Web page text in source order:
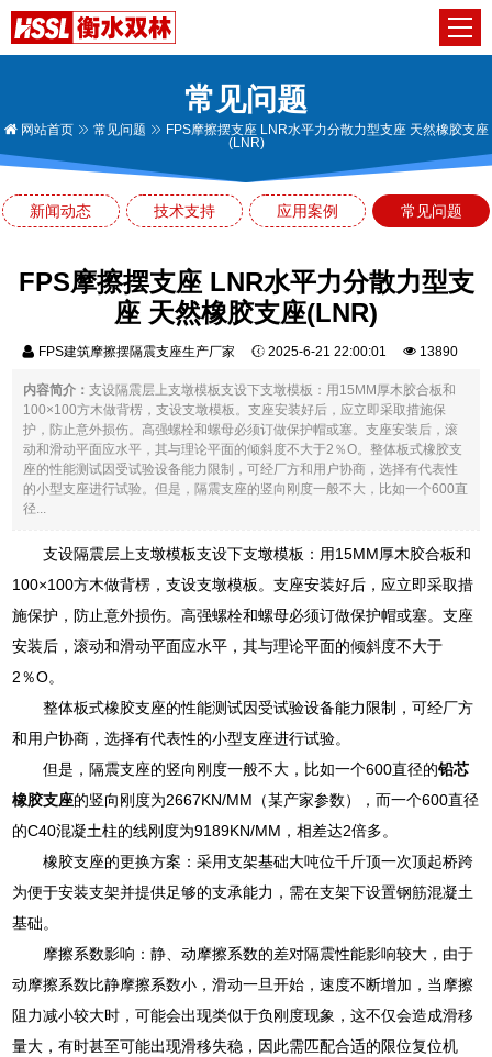
常见问题
网站首页 常见问题
FPS摩擦摆支座 LNR水平力分散力型支座 天然橡胶支座
(LNR)
新闻动态 技术支持 应用案例 常见问题
FPS摩擦摆支座 LNR水平力分散力型支
座 天然橡胶支座(LNR)
FPS建筑摩擦摆隔震支座生产厂家 2025-6-21 22:00:01 13890
内容简介：支设隔震层上支墩模板支设下支墩模板：用15MM厚木胶合板和
100×100方木做背楞，支设支墩模板。支座安装好后，应立即采取措施保
护，防止意外损伤。高强螺栓和螺母必须订做保护帽或塞。支座安装后，滚
动和滑动平面应水平，其与理论平面的倾斜度不大于2％O。整体板式橡胶支
座的性能测试因受试验设备能力限制，可经厂方和用户协商，选择有代表性
的小型支座进行试验。但是，隔震支座的竖向刚度一般不大，比如一个600直
径...
支设隔震层上支墩模板支设下支墩模板：用15MM厚木胶合板和
100×100方木做背楞，支设支墩模板。支座安装好后，应立即采取措
施保护，防止意外损伤。高强螺栓和螺母必须订做保护帽或塞。支座
安装后，滚动和滑动平面应水平，其与理论平面的倾斜度不大于
2％O。
整体板式橡胶支座的性能测试因受试验设备能力限制，可经厂方
和用户协商，选择有代表性的小型支座进行试验。
但是，隔震支座的竖向刚度一般不大，比如一个600直径的铅芯
橡胶支座的竖向刚度为2667KN/MM（某产家参数），而一个600直径
的C40混凝土柱的线刚度为9189KN/MM，相差达2倍多。
橡胶支座的更换方案：采用支架基础大吨位千斤顶一次顶起桥跨
为便于安装支架并提供足够的支承能力，需在支架下设置钢筋混凝土
基础。
摩擦系数影响：静、动摩擦系数的差对隔震性能影响较大，由于
动摩擦系数比静摩擦系数小，滑动一旦开始，速度不断增加，当摩擦
阻力减小较大时，可能会出现类似于负刚度现象，这不仅会造成滑移
量大，有时甚至可能出现滑移失稳，因此需匹配合适的限位复位机